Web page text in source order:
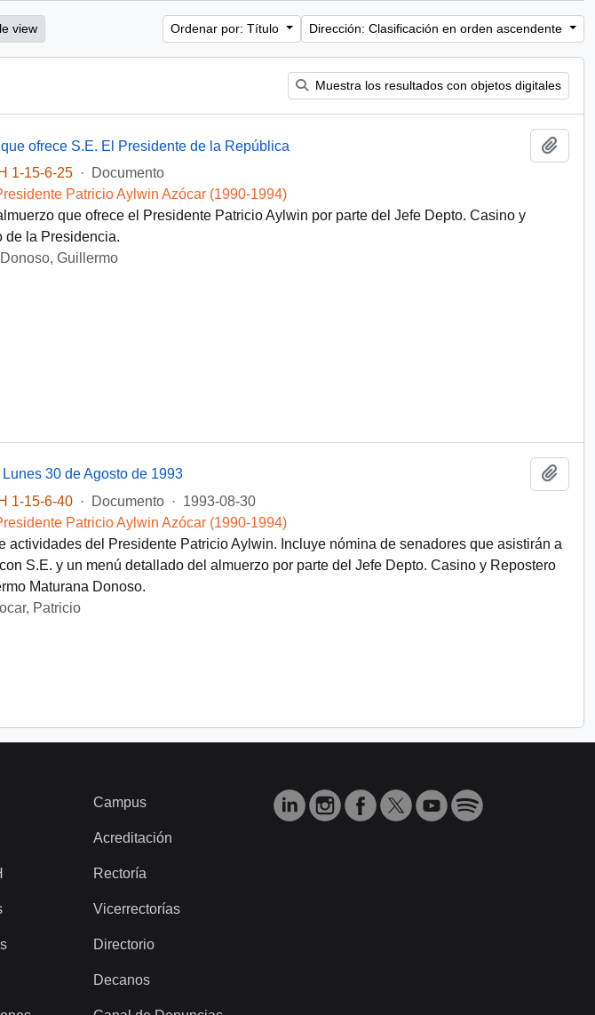
view Ordenar por: Título Dirección: Clasificación en orden ascendente
Muestra los resultados con objetos digitales
ofrece S.E. El Presidente de la República
1-15-6-25
·
Documento
Patricio Aylwin Azócar (1990-1994)
que ofrece el Presidente Patricio Aylwin por parte del Jefe Depto. Casino y
de la Presidencia.
Guillermo
Lunes 30 de Agosto de 1993
1-15-6-40
· Documento · 1993-08-30
Patricio Aylwin Azócar (1990-1994)
actividades del Presidente Patricio Aylwin. Incluye nómina de senadores que asistirán a
S.E. y un menú detallado del almuerzo por parte del Jefe Depto. Casino y Repostero
Maturana Donoso.
Patricio
Campus
Acreditación
Rectoría
Vicerrectorías
Directorio
Decanos